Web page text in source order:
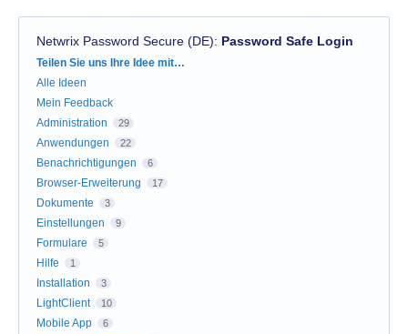
Netwrix Password Secure (DE): Password Safe Login
Kategorien
Teilen Sie uns Ihre Idee mit…
Alle Ideen
Mein Feedback
Administration
29
Anwendungen 22
Benachrichtigungen 6
Browser-Erweiterung 17
Dokumente 3
Einstellungen 9
Formulare 5
Hilfe 1
Installation 3
LightClient 10
Mobile App 6